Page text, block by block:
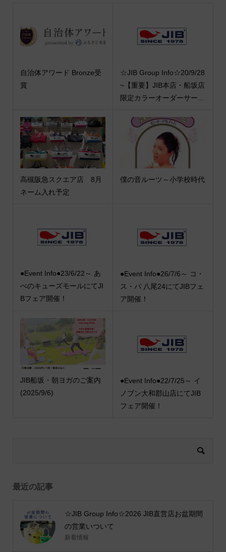
自治体アワード Bronze受
賞
☆JIB Group Info☆20/9/28
~【重要】JIB本店・船坂店
限定カラーオーダーサー...
高槻阪急スクエア店 8月
ネーム入れ予定
僕の音ルーツ～小学校時代
●Event Info●23/6/22～ あ
べのキューズモールにてJI
Bフェア開催！
●Event Info●26/7/6～ コ・
ス・パ 八尾24にてJIBフェ
ア開催！
JIB船坂・朝ヨガのご案内
(2025/9/6)
●Event Info●22/7/25～ イ
ノブン大和郡山店にてJIB
フェア開催！
最近の記事
☆JIB Group Info☆2026 JIB直営店お盆期間
の営業いついて
新着情報